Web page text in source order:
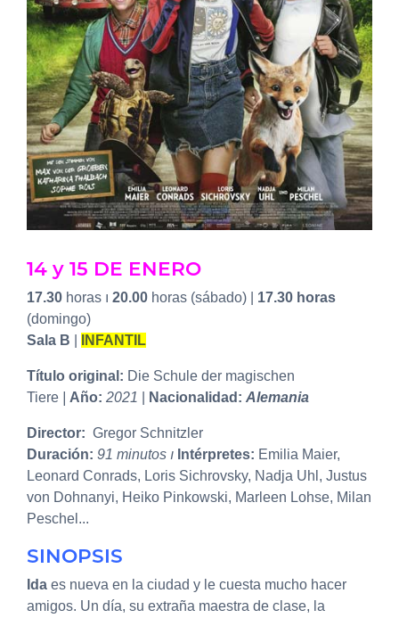
14 y 15 DE ENERO
17.30 horas ı 20.00 horas (sábado) | 17.30 horas
(domingo)
Sala B
INFANTIL
Título original: Die Schule der magischen
Tiere
Año: 2021 Nacionalidad: Alemania
Director: Gregor Schnitzler
Duración: 91 minutos ı Intérpretes: Emilia Maier,
Leonard Conrads, Loris Sichrovsky, Nadja Uhl, Justus
von Dohnanyi, Heiko Pinkowski, Marleen Lohse, Milan
Peschel...
SINOPSIS
Ida es nueva en la ciudad y le cuesta mucho hacer
amigos. Un día, su extraña maestra de clase, la